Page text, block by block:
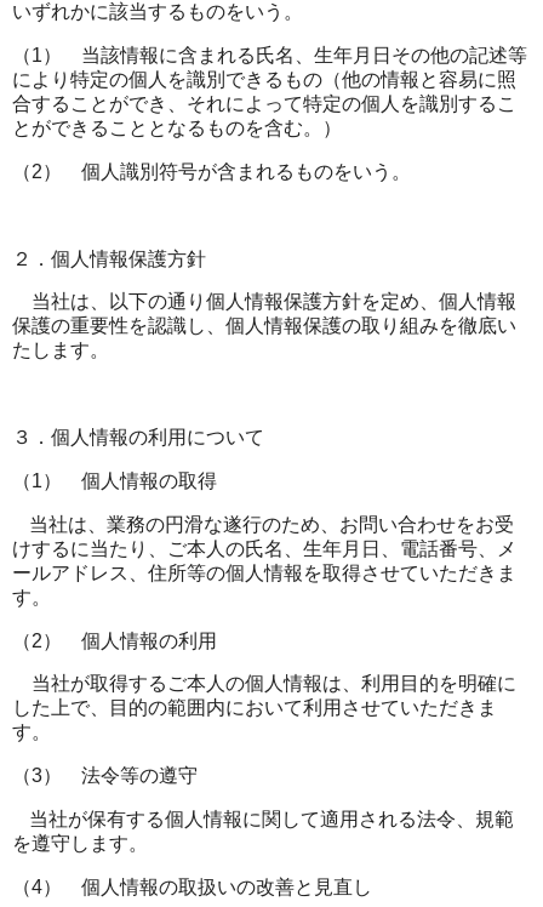
いずれかに該当するものをいう。
（1） 当該情報に含まれる氏名、生年月日その他の記述等
により特定の個人を識別できるもの（他の情報と容易に照
合することができ、それによって特定の個人を識別するこ
とができることとなるものを含む。）
（2） 個人識別符号が含まれるものをいう。
２．個人情報保護方針
当社は、以下の通り個人情報保護方針を定め、個人情報
保護の重要性を認識し、個人情報保護の取り組みを徹底い
たします。
３．個人情報の利用について
（1） 個人情報の取得
当社は、業務の円滑な遂行のため、お問い合わせをお受
けするに当たり、ご本人の氏名、生年月日、電話番号、メ
ールアドレス、住所等の個人情報を取得させていただきま
す。
（2） 個人情報の利用
当社が取得するご本人の個人情報は、利用目的を明確に
した上で、目的の範囲内において利用させていただきま
す。
（3） 法令等の遵守
当社が保有する個人情報に関して適用される法令、規範
を遵守します。
（4） 個人情報の取扱いの改善と見直し